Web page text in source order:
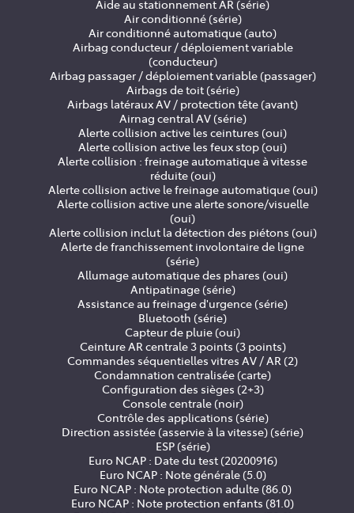
Aide au stationnement AR (série)
Air conditionné (série)
Air conditionné automatique (auto)
Airbag conducteur / déploiement variable
(conducteur)
Airbag passager / déploiement variable (passager)
Airbags de toit (série)
Airbags latéraux AV / protection tête (avant)
Airnag central AV (série)
Alerte collision active les ceintures (oui)
Alerte collision active les feux stop (oui)
Alerte collision : freinage automatique à vitesse
réduite (oui)
Alerte collision active le freinage automatique (oui)
Alerte collision active une alerte sonore/visuelle
(oui)
Alerte collision inclut la détection des piétons (oui)
Alerte de franchissement involontaire de ligne
(série)
Allumage automatique des phares (oui)
Antipatinage (série)
Assistance au freinage d'urgence (série)
Bluetooth (série)
Capteur de pluie (oui)
Ceinture AR centrale 3 points (3 points)
Commandes séquentielles vitres AV / AR (2)
Condamnation centralisée (carte)
Configuration des sièges (2+3)
Console centrale (noir)
Contrôle des applications (série)
Direction assistée (asservie à la vitesse) (série)
ESP (série)
Euro NCAP : Date du test (20200916)
Euro NCAP : Note générale (5.0)
Euro NCAP : Note protection adulte (86.0)
Euro NCAP : Note protection enfants (81.0)